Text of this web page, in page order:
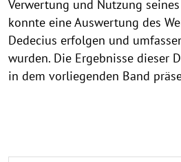
Verwertung und Nutzung seines
konnte eine Auswertung des
Dedecius erfolgen und
wurden. Die Ergebnisse dieser
in dem vorliegenden Band